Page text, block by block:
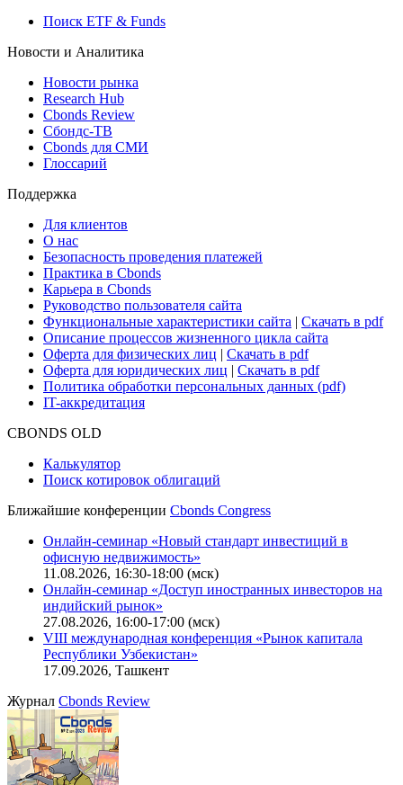
Виджет: Карта процентных ставок
ETF & Funds
Поиск ETF & Funds
Новости и Аналитика
Новости рынка
Research Hub
Сбондс-ТВ
Глоссарий
Поддержка
Для клиентов
О нас
Безопасность проведения платежей
Практика в Cbonds
Карьера в Cbonds
Руководство пользователя сайта
Функциональные характеристики сайта|Скачать в pdf
Описание процессов жизненного цикла сайта
Оферта для юридических лиц
IT-аккредитация
Поиск котировок облигаций
Ближайшие конференцииCbonds Congress
Онлайн-семинар «Новый стандарт инвестиций в
офисную недвижимость»
11.08.2026, 16:30-18:00 (мск)
Онлайн-семинар «Доступ иностранных инвесторов на
индийский рынок»
VIII международная конференция «Рынок капитала
Республики Узбекистан»
17.09.2026, Ташкент
ЖурналCbonds Review